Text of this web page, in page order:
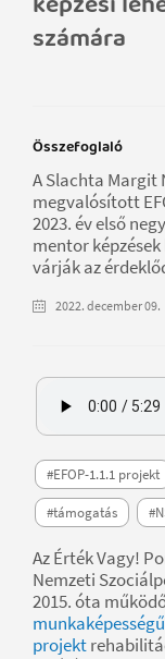
számára
Összefoglaló
A Slachta
megvalósított
2023. év első
mentor
várják az
2022. december 09.
#EFOP-1.1.1 projekt
#támogatás
Az Érték Vagy!
Nemzeti
2015. óta
projekt